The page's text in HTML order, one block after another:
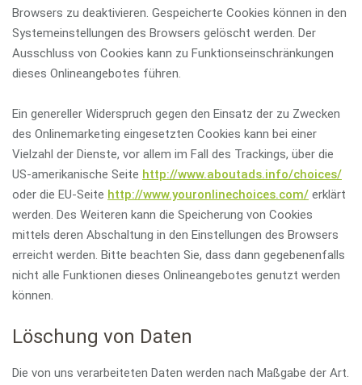
Browsers zu deaktivieren. Gespeicherte Cookies können in den
Systemeinstellungen des Browsers gelöscht werden. Der
Ausschluss von Cookies kann zu Funktionseinschränkungen
dieses Onlineangebotes führen.
Ein genereller Widerspruch gegen den Einsatz der zu Zwecken
des Onlinemarketing eingesetzten Cookies kann bei einer
Vielzahl der Dienste, vor allem im Fall des Trackings, über die
US-amerikanische Seite http://www.aboutads.info/choices/
oder die EU-Seite http://www.youronlinechoices.com/ erklärt
werden. Des Weiteren kann die Speicherung von Cookies
mittels deren Abschaltung in den Einstellungen des Browsers
erreicht werden. Bitte beachten Sie, dass dann gegebenenfalls
nicht alle Funktionen dieses Onlineangebotes genutzt werden
können.
Löschung von Daten
Die von uns verarbeiteten Daten werden nach Maßgabe der Art.